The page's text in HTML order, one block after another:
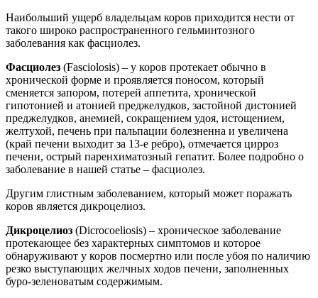
Наибольший ущерб владельцам коров приходится нести от
такого широко распространенного гельминтозного
заболевания как фасциолез.
Фасциолез (Fasciolosis) – у коров протекает обычно в
хронической форме и проявляется поносом, который
сменяется запором, потерей аппетита, хронической
гипотонией и атонией преджелудков, застойной дистонией
преджелудков, анемией, сокращением удоя, истощением,
желтухой, печень при пальпации болезненна и увеличена
(край печени выходит за 13-е ребро), отмечается цирроз
печени, острый паренхиматозный гепатит. Более подробно о
заболевание в нашей статье – фасциолез.
Другим глистным заболеванием, который может поражать
коров является дикроцелиоз.
Дикроцелиоз (Dicrocoeliosis) – хроническое заболевание
протекающее без характерных симптомов и которое
обнаруживают у коров посмертно или после убоя по наличию
резко выступающих желчных ходов печени, заполненных
буро-зеленоватым содержимым.